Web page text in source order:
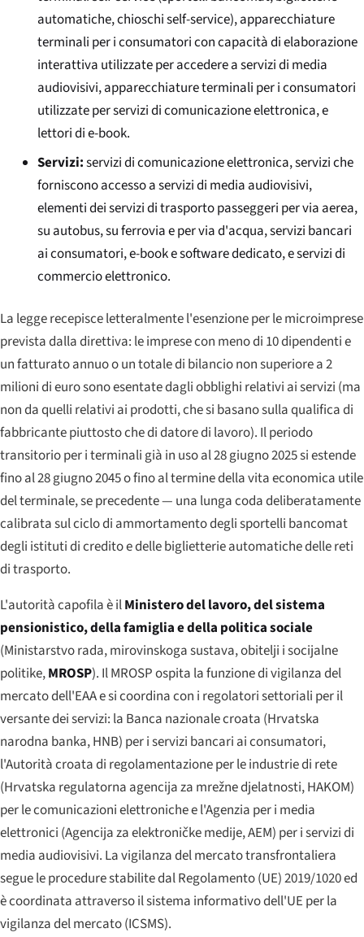
automatiche, chioschi self-service), apparecchiature
terminali per i consumatori con capacità di elaborazione
interattiva utilizzate per accedere a servizi di media
audiovisivi, apparecchiature terminali per i consumatori
utilizzate per servizi di comunicazione elettronica, e
lettori di e-book.
Servizi:servizi di comunicazione elettronica, servizi che
forniscono accesso a servizi di media audiovisivi,
elementi dei servizi di trasporto passeggeri per via aerea,
su autobus, su ferrovia e per via d'acqua, servizi bancari
ai consumatori, e-book e software dedicato, e servizi di
commercio elettronico.
La legge recepisce letteralmente l'esenzione per le microimprese
prevista dalla direttiva: le imprese con meno di 10 dipendenti e
un fatturato annuo o un totale di bilancio non superiore a 2
milioni di euro sono esentate dagli obblighi relativi ai servizi (ma
non da quelli relativi ai prodotti, che si basano sulla qualifica di
fabbricante piuttosto che di datore di lavoro). Il periodo
transitorio per i terminali già in uso al 28 giugno 2025 si estende
fino al 28 giugno 2045 o fino al termine della vita economica utile
del terminale, se precedente — una lunga coda deliberatamente
calibrata sul ciclo di ammortamento degli sportelli bancomat
degli istituti di credito e delle biglietterie automatiche delle reti
di trasporto.
L'autorità capofila è ilMinistero del lavoro, del sistema
pensionistico, della famiglia e della politica sociale
(Ministarstvo rada, mirovinskoga sustava, obitelji i socijalne
politike,MROSP). Il MROSP ospita la funzione di vigilanza del
mercato dell'EAA e si coordina con i regolatori settoriali per il
versante dei servizi: la Banca nazionale croata (Hrvatska
narodna banka, HNB) per i servizi bancari ai consumatori,
l'Autorità croata di regolamentazione per le industrie di rete
(Hrvatska regulatorna agencija za mrežne djelatnosti, HAKOM)
per le comunicazioni elettroniche e l'Agenzia per i media
elettronici (Agencija za elektroničke medije, AEM) per i servizi di
media audiovisivi. La vigilanza del mercato transfrontaliera
segue le procedure stabilite dal Regolamento (UE) 2019/1020 ed
è coordinata attraverso il sistema informativo dell'UE per la
vigilanza del mercato (ICSMS).